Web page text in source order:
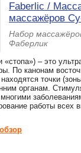
Faberlic /
массажёров
Набор
Фаберлик
– это
По канонам
точки
органам.
работы всех